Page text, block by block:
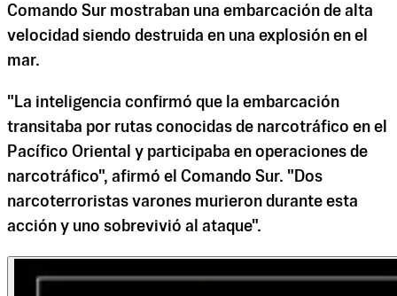
Comando Sur mostraban una embarcación de alta
velocidad siendo destruida en una explosión en el
mar.
"La inteligencia confirmó que la embarcación
transitaba por rutas conocidas de narcotráfico en el
Pacífico Oriental y participaba en operaciones de
narcotráfico", afirmó el Comando Sur. "Dos
narcoterroristas varones murieron durante esta
acción y uno sobrevivió al ataque".